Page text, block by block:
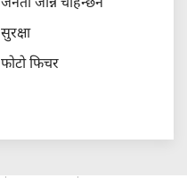
जनता जान्न चाहन्छन
सुरक्षा
फोटो फिचर